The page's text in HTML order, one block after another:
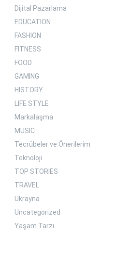
Dijital Pazarlama
EDUCATION
FASHION
FITNESS
FOOD
GAMING
HISTORY
LIFE STYLE
Markalaşma
MUSIC
Tecrübeler ve Önerilerim
Teknoloji
TOP STORIES
TRAVEL
Ukrayna
Uncategorized
Yaşam Tarzı